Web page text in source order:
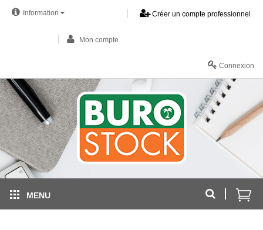
Information Créer un compte professionnel
Mon compte
Connexion
MENU